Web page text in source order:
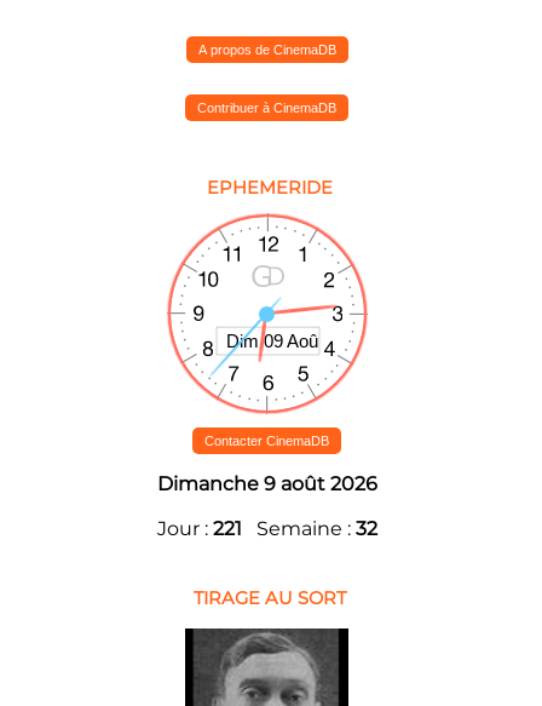
A propos de CinemaDB
Contribuer à CinemaDB
EPHEMERIDE
Contacter CinemaDB
Dimanche 9 août 2026
Jour : 221 Semaine : 32
TIRAGE AU SORT